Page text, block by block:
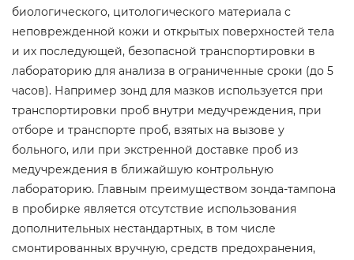
биологического, цитологического материала с
неповрежденной кожи и открытых поверхностей тела
и их последующей, безопасной транспортировки в
лабораторию для анализа в ограниченные сроки (до 5
часов). Например зонд для мазков используется при
транспортировки проб внутри медучреждения, при
отборе и транспорте проб, взятых на вызове у
больного, или при экстренной доставке проб из
медучреждения в ближайшую контрольную
лабораторию. Главным преимуществом зонда-тампона
в пробирке является отсутствие использования
дополнительных нестандартных, в том числе
смонтированных вручную, средств предохранения,